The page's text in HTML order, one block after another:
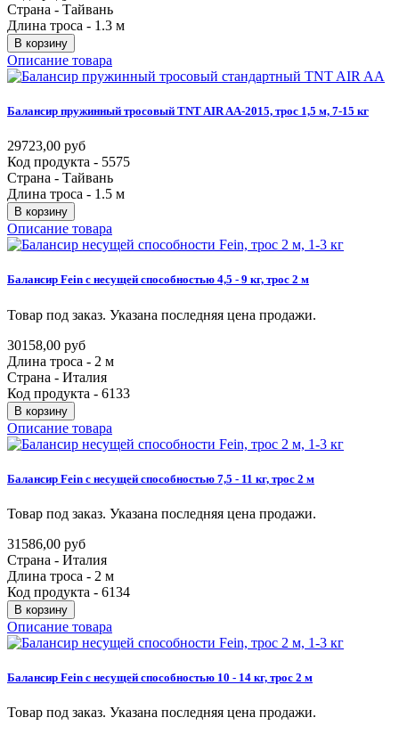
Страна - Тайвань
Длина троса - 1.3 м
В корзину
Описание товара
Балансир пружинный тросовый TNTAIRAA-2015, трос 1,5 м, 7-15 кг
29723,00 руб
Код продукта - 5575
Страна - Тайвань
Длина троса - 1.5 м
В корзину
Описание товара
Балансир Fein с несущей способностью 4,5 - 9 кг, трос 2 м
Товар под заказ. Указана последняя цена продажи.
30158,00 руб
Длина троса - 2 м
Страна - Италия
Код продукта - 6133
В корзину
Описание товара
Балансир Fein с несущей способностью 7,5 - 11 кг, трос 2 м
Товар под заказ. Указана последняя цена продажи.
31586,00 руб
Страна - Италия
Длина троса - 2 м
Код продукта - 6134
В корзину
Описание товара
Балансир Fein с несущей способностью 10 - 14 кг, трос 2 м
Товар под заказ. Указана последняя цена продажи.